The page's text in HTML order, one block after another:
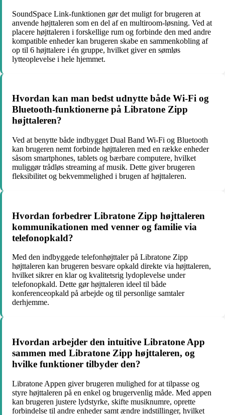
SoundSpace Link-funktionen gør det muligt for brugeren at
anvende højttaleren som en del af en multiroom-løsning. Ved at
placere højttaleren i forskellige rum og forbinde den med andre
kompatible enheder kan brugeren skabe en sammenkobling af
op til 6 højttalere i én gruppe, hvilket giver en sømløs
lytteoplevelse i hele hjemmet.
Hvordan kan man bedst udnytte både Wi-Fi og
Bluetooth-funktionerne på Libratone Zipp
højttaleren?
Ved at benytte både indbygget Dual Band Wi-Fi og Bluetooth
kan brugeren nemt forbinde højttaleren med en række enheder
såsom smartphones, tablets og bærbare computere, hvilket
muliggør trådløs streaming af musik. Dette giver brugeren
fleksibilitet og bekvemmelighed i brugen af højttaleren.
Hvordan forbedrer Libratone Zipp højttaleren
kommunikationen med venner og familie via
telefonopkald?
Med den indbyggede telefonhøjttaler på Libratone Zipp
højttaleren kan brugeren besvare opkald direkte via højttaleren,
hvilket sikrer en klar og kvalitetsrig lydoplevelse under
telefonopkald. Dette gør højttaleren ideel til både
konferenceopkald på arbejde og til personlige samtaler
derhjemme.
Hvordan arbejder den intuitive Libratone App
sammen med Libratone Zipp højttaleren, og
hvilke funktioner tilbyder den?
Libratone Appen giver brugeren mulighed for at tilpasse og
styre højttaleren på en enkel og brugervenlig måde. Med appen
kan brugeren justere lydstyrke, skifte musiknumre, oprette
forbindelse til andre enheder samt ændre indstillinger, hvilket